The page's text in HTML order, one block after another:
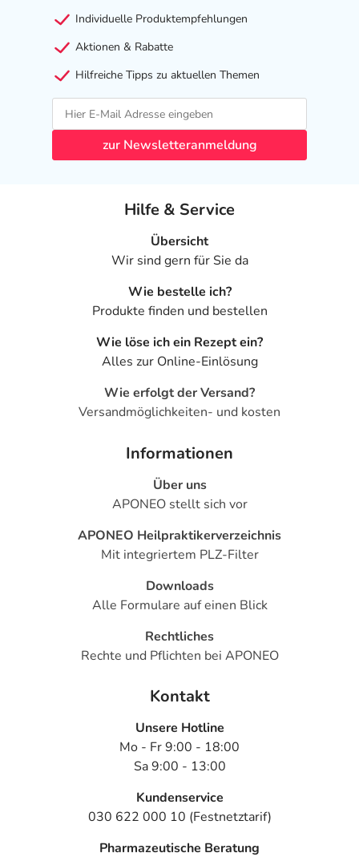
Individuelle Produktempfehlungen
Aktionen & Rabatte
Hilfreiche Tipps zu aktuellen Themen
zur Newsletteranmeldung
Hilfe & Service
Übersicht
Wir sind gern für Sie da
Wie bestelle ich?
Produkte finden und bestellen
Wie löse ich ein Rezept ein?
Alles zur Online-Einlösung
Wie erfolgt der Versand?
Versandmöglichkeiten- und kosten
Informationen
Über uns
APONEO stellt sich vor
APONEO Heilpraktikerverzeichnis
Mit integriertem PLZ-Filter
Downloads
Alle Formulare auf einen Blick
Rechtliches
Rechte und Pflichten bei APONEO
Kontakt
Unsere Hotline
Mo - Fr 9:00 - 18:00
Sa 9:00 - 13:00
Kundenservice
030 622 000 10 (Festnetztarif)
Pharmazeutische Beratung